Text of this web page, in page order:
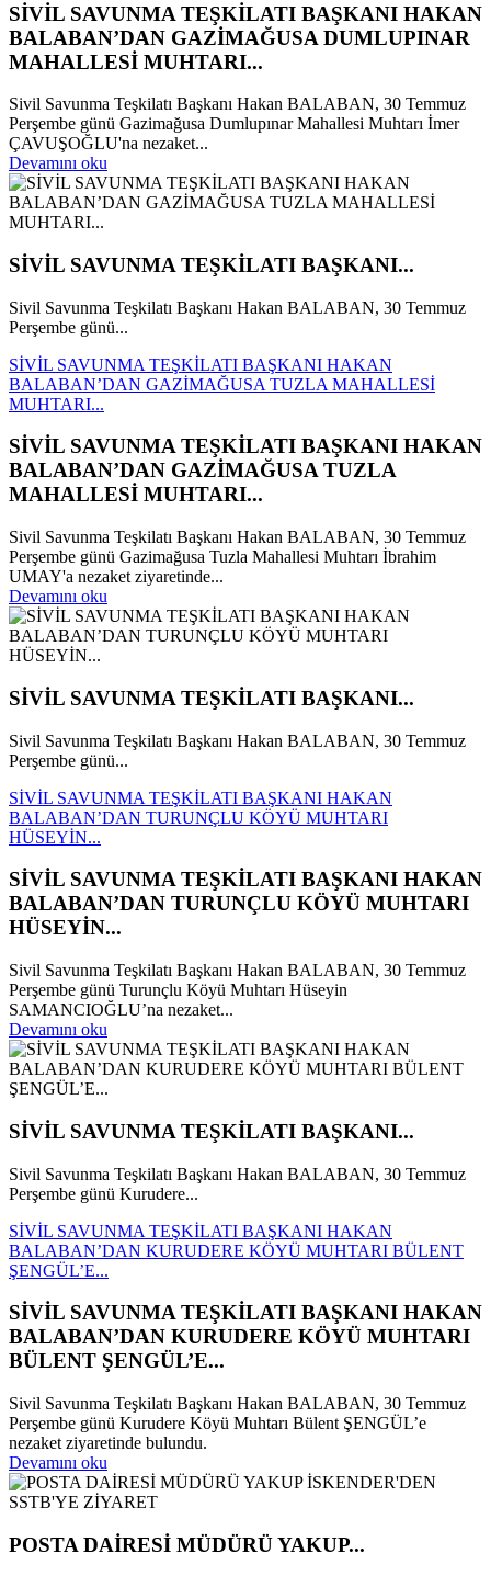
SİVİL SAVUNMA TEŞKİLATI BAŞKANI HAKAN
BALABAN’DAN GAZİMAĞUSA DUMLUPINAR
MAHALLESİ MUHTARI...
Sivil Savunma Teşkilatı Başkanı Hakan BALABAN, 30 Temmuz
Perşembe günü Gazimağusa Dumlupınar Mahallesi Muhtarı İmer
ÇAVUŞOĞLU'na nezaket...
Devamını oku
SİVİL SAVUNMA TEŞKİLATI BAŞKANI...
Sivil Savunma Teşkilatı Başkanı Hakan BALABAN, 30 Temmuz
Perşembe günü...
SİVİL SAVUNMA TEŞKİLATI BAŞKANI HAKAN
BALABAN’DAN GAZİMAĞUSA TUZLA MAHALLESİ
MUHTARI...
SİVİL SAVUNMA TEŞKİLATI BAŞKANI HAKAN
BALABAN’DAN GAZİMAĞUSA TUZLA
MAHALLESİ MUHTARI...
Sivil Savunma Teşkilatı Başkanı Hakan BALABAN, 30 Temmuz
Perşembe günü Gazimağusa Tuzla Mahallesi Muhtarı İbrahim
UMAY'a nezaket ziyaretinde...
Devamını oku
SİVİL SAVUNMA TEŞKİLATI BAŞKANI...
Sivil Savunma Teşkilatı Başkanı Hakan BALABAN, 30 Temmuz
Perşembe günü...
SİVİL SAVUNMA TEŞKİLATI BAŞKANI HAKAN
BALABAN’DAN TURUNÇLU KÖYÜ MUHTARI
HÜSEYİN...
SİVİL SAVUNMA TEŞKİLATI BAŞKANI HAKAN
BALABAN’DAN TURUNÇLU KÖYÜ MUHTARI
HÜSEYİN...
Sivil Savunma Teşkilatı Başkanı Hakan BALABAN, 30 Temmuz
Perşembe günü Turunçlu Köyü Muhtarı Hüseyin
SAMANCIOĞLU’na nezaket...
Devamını oku
SİVİL SAVUNMA TEŞKİLATI BAŞKANI...
Sivil Savunma Teşkilatı Başkanı Hakan BALABAN, 30 Temmuz
Perşembe günü Kurudere...
SİVİL SAVUNMA TEŞKİLATI BAŞKANI HAKAN
BALABAN’DAN KURUDERE KÖYÜ MUHTARI BÜLENT
ŞENGÜL’E...
SİVİL SAVUNMA TEŞKİLATI BAŞKANI HAKAN
BALABAN’DAN KURUDERE KÖYÜ MUHTARI
BÜLENT ŞENGÜL’E...
Sivil Savunma Teşkilatı Başkanı Hakan BALABAN, 30 Temmuz
Perşembe günü Kurudere Köyü Muhtarı Bülent ŞENGÜL’e
nezaket ziyaretinde bulundu.
Devamını oku
POSTA DAİRESİ MÜDÜRÜ YAKUP...